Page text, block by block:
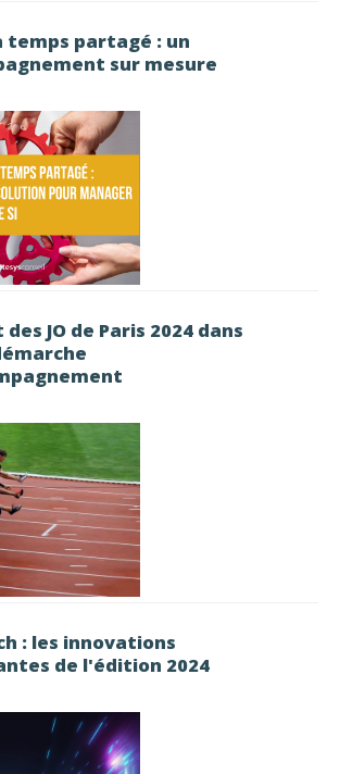
temps partagé : un
sur mesure
JO de Paris 2024 dans
: les innovations
de l'édition 2024